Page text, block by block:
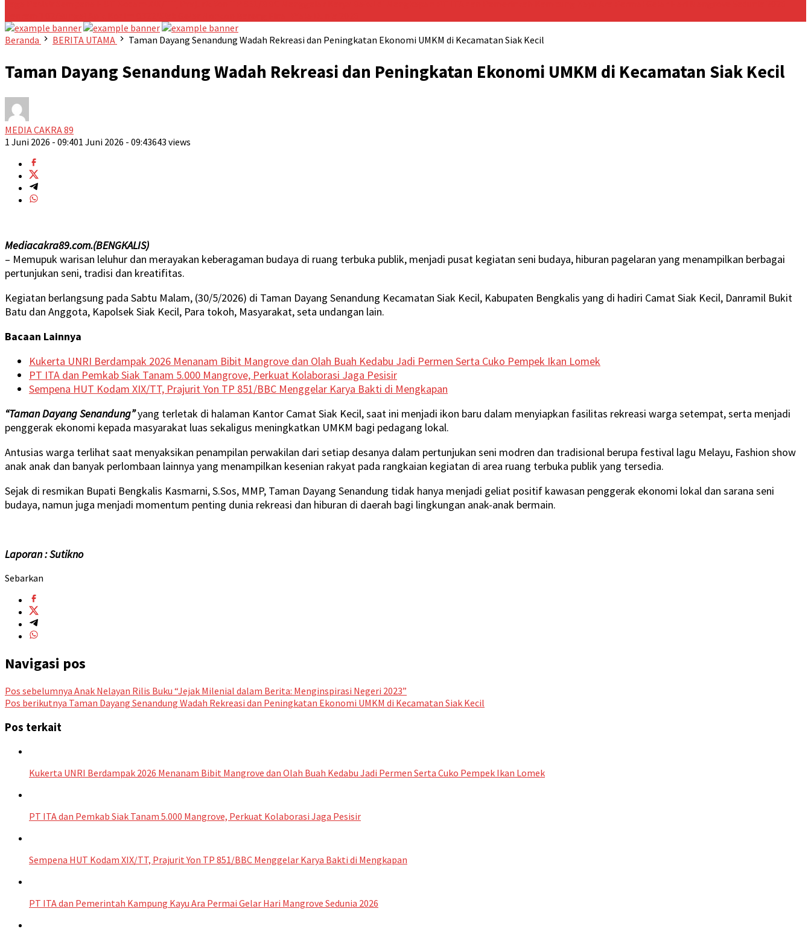
Beranda
BERITA UTAMA Taman Dayang Senandung Wadah Rekreasi dan Peningkatan Ekonomi UMKM di Kecamatan Siak Kecil
Taman Dayang Senandung Wadah Rekreasi dan Peningkatan Ekonomi UMKM di Kecamatan Siak Kecil
MEDIA CAKRA 89
1 Juni 2026 - 09:401 Juni 2026 - 09:43643 views
Mediacakra89.com.(BENGKALIS)
– Memupuk warisan leluhur dan merayakan keberagaman budaya di ruang terbuka publik, menjadi pusat kegiatan seni budaya, hiburan pagelaran yang menampilkan berbagai
pertunjukan seni, tradisi dan kreatifitas.
Kegiatan berlangsung pada Sabtu Malam, (30/5/2026) di Taman Dayang Senandung Kecamatan Siak Kecil, Kabupaten Bengkalis yang di hadiri Camat Siak Kecil, Danramil Bukit
Batu dan Anggota, Kapolsek Siak Kecil, Para tokoh, Masyarakat, seta undangan lain.
Bacaan Lainnya
Kukerta UNRI Berdampak 2026 Menanam Bibit Mangrove dan Olah Buah Kedabu Jadi Permen Serta Cuko Pempek Ikan Lomek
PT ITA dan Pemkab Siak Tanam 5.000 Mangrove, Perkuat Kolaborasi Jaga Pesisir
Sempena HUT Kodam XIX/TT, Prajurit Yon TP 851/BBC Menggelar Karya Bakti di Mengkapan
“Taman Dayang Senandung”yang terletak di halaman Kantor Camat Siak Kecil, saat ini menjadi ikon baru dalam menyiapkan fasilitas rekreasi warga setempat, serta menjadi
penggerak ekonomi kepada masyarakat luas sekaligus meningkatkan UMKM bagi pedagang lokal.
Antusias warga terlihat saat menyaksikan penampilan perwakilan dari setiap desanya dalam pertunjukan seni modren dan tradisional berupa festival lagu Melayu, Fashion show
anak anak dan banyak perlombaan lainnya yang menampilkan kesenian rakyat pada rangkaian kegiatan di area ruang terbuka publik yang tersedia.
Sejak di resmikan Bupati Bengkalis Kasmarni, S.Sos, MMP, Taman Dayang Senandung tidak hanya menjadi geliat positif kawasan penggerak ekonomi lokal dan sarana seni
budaya, namun juga menjadi momentum penting dunia rekreasi dan hiburan di daerah bagi lingkungan anak-anak bermain.
Laporan : Sutikno
Sebarkan
Navigasi pos
Pos sebelumnya Anak Nelayan Rilis Buku “Jejak Milenial dalam Berita: Menginspirasi Negeri 2023”
Pos berikutnya Taman Dayang Senandung Wadah Rekreasi dan Peningkatan Ekonomi UMKM di Kecamatan Siak Kecil
Pos terkait
Kukerta UNRI Berdampak 2026 Menanam Bibit Mangrove dan Olah Buah Kedabu Jadi Permen Serta Cuko Pempek Ikan Lomek
PT ITA dan Pemkab Siak Tanam 5.000 Mangrove, Perkuat Kolaborasi Jaga Pesisir
Sempena HUT Kodam XIX/TT, Prajurit Yon TP 851/BBC Menggelar Karya Bakti di Mengkapan
PT ITA dan Pemerintah Kampung Kayu Ara Permai Gelar Hari Mangrove Sedunia 2026